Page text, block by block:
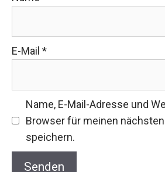
E-Mail *
Name, E-Mail-Adresse und
Browser für meinen
speichern.